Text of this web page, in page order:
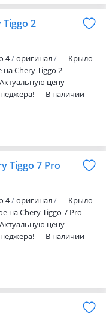
в наличии на
2
4 оригинал
— Крыло
на Chery Tiggo 2 —
цену
— В наличии
ходовой и т. Д. —
в наличии на
Tiggo 7 Pro
4 оригинал
— Крыло
на Chery Tiggo 7 Pro —
цену
— В наличии
ходовой и т. Д. —
в наличии на